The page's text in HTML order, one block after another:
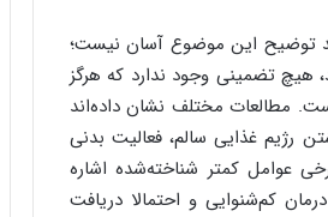
توضیح این موضوع آسان نیست؛
هیچ تضمینی وجود ندارد که هرگز
مطالعات مختلف نشان داده‌اند
رژیم غذایی سالم، فعالیت بدنی
عوامل کمتر شناخته‌شده اشاره
کم‌شنوایی و احتمالا دریافت